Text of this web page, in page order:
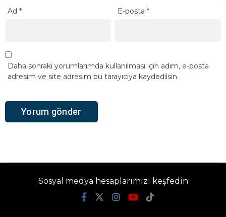
Ad * E-posta*
Daha sonraki yorumlarımda kullanılması için adım, e-posta
adresim ve site adresim bu tarayıcıya kaydedilsin.
Sosyal medya hesaplarımızı keşfedin